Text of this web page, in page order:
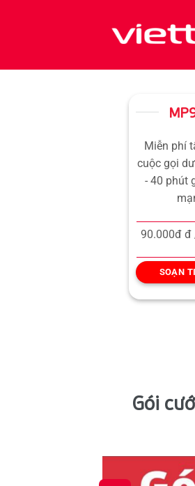
Miễn phí
cuộc gọi
- 40 phút
90.000đ đ
SOẠN
Gói